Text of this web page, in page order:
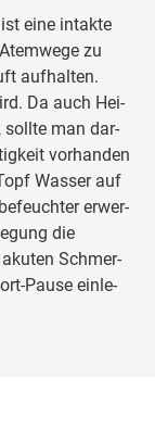
eine in­tak­te
zu
auf­hal­ten.
Da auch Hei­
soll­te man dar­
vor­han­den
Was­ser auf
er­wer­
die
Schmer­
Pau­se ein­le­